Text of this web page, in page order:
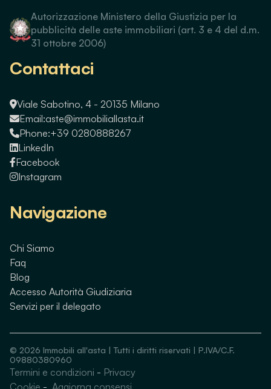
Guarda immobili simili
Autorizzazione Ministero della Giustizia per la
pubblicità delle aste immobiliari (art. 3 e 4 del d.m.
31 ottobre 2006)
Contattaci
Viale Sabotino, 4 - 20135 Milano
Email:aste@immobiliallasta.it
Phone:+39 0280888267
LinkedIn
Facebook
Instagram
Navigazione
Chi Siamo
Faq
Blog
Accesso Autorità Giudiziaria
Servizi per il delegato
© 2026 Immobili all'asta | Tutti i diritti riservati | P.IVA/C.F.
09880380960
Termini e condizioni - Privacy
Cookie - Aggiorna consensi